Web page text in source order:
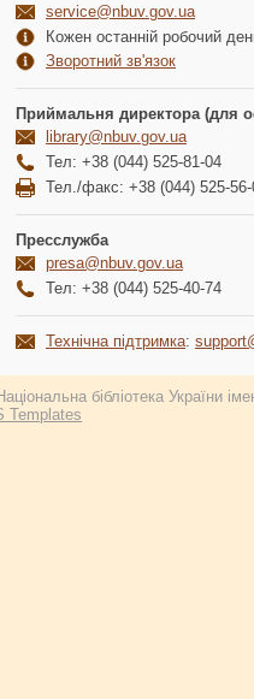
service@nbuv.gov.ua
Кожен останній робочий
Зворотний зв'язок
Приймальня директора (для
library@nbuv.gov.ua
Тел: +38 (044) 525-81-04
Тел./факс: +38 (044) 525-56-
Пресслужба
presa@nbuv.gov.ua
Тел: +38 (044) 525-40-74
Технічна підтримка:
бібліотека України
Templates